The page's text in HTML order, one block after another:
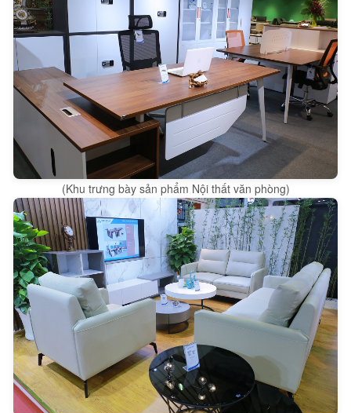
(Khu trưng bày sản phẩm Nội thất văn phòng)